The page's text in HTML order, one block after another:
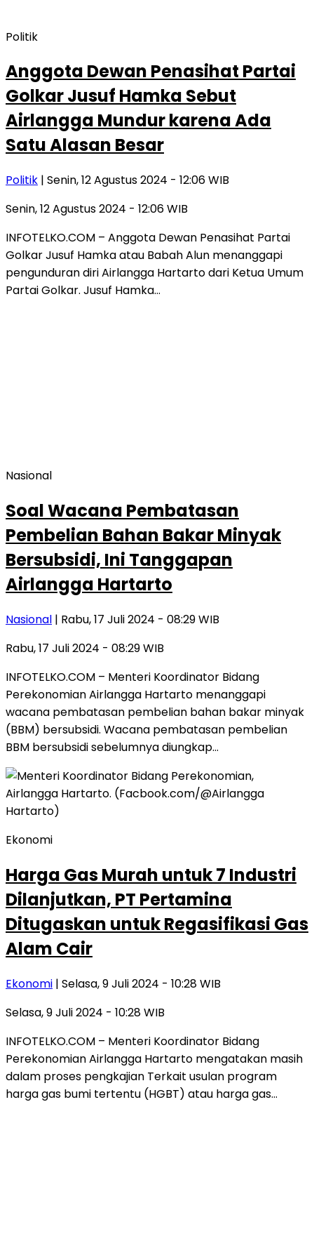
Politik
Anggota Dewan Penasihat Partai
Golkar Jusuf Hamka Sebut
Airlangga Mundur karena Ada
Satu Alasan Besar
Politik | Senin, 12 Agustus 2024 - 12:06 WIB
Senin, 12 Agustus 2024 - 12:06 WIB
INFOTELKO.COM – Anggota Dewan Penasihat Partai
Golkar Jusuf Hamka atau Babah Alun menanggapi
pengunduran diri Airlangga Hartarto dari Ketua Umum
Partai Golkar. Jusuf Hamka…
Nasional
Soal Wacana Pembatasan
Pembelian Bahan Bakar Minyak
Bersubsidi, Ini Tanggapan
Airlangga Hartarto
Nasional | Rabu, 17 Juli 2024 - 08:29 WIB
Rabu, 17 Juli 2024 - 08:29 WIB
INFOTELKO.COM – Menteri Koordinator Bidang
Perekonomian Airlangga Hartarto menanggapi
wacana pembatasan pembelian bahan bakar minyak
(BBM) bersubsidi. Wacana pembatasan pembelian
BBM bersubsidi sebelumnya diungkap…
Ekonomi
Harga Gas Murah untuk 7 Industri
Dilanjutkan, PT Pertamina
Ditugaskan untuk Regasifikasi Gas
Alam Cair
Ekonomi | Selasa, 9 Juli 2024 - 10:28 WIB
Selasa, 9 Juli 2024 - 10:28 WIB
INFOTELKO.COM – Menteri Koordinator Bidang
Perekonomian Airlangga Hartarto mengatakan masih
dalam proses pengkajian Terkait usulan program
harga gas bumi tertentu (HGBT) atau harga gas…